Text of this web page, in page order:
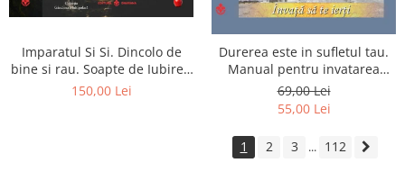
Imparatul Si Si. Dincolo de
bine si rau. Soapte de Iubire -
Invatatura tainica a Soarelui
150,00 Lei
Durerea este in sufletul tau.
Manual pentru invatarea
limbajului stresurilor Seria
Invata sa te Ierti Luule Viilma
69,00 Lei
55,00 Lei
1 2 3 ... 112